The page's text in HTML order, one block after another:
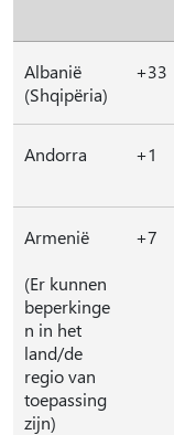
Albanië
(Shqipëria)
+33
Andorra +1
Armenië
(Er kunnen
beperkinge
n in het
land/de
regio van
toepassing
zijn)
+7